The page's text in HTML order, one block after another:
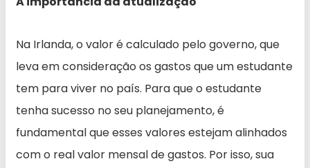
Na Irlanda, o valor é calculado pelo governo, que
leva em consideração os gastos que um estudante
tem para viver no país. Para que o estudante
tenha sucesso no seu planejamento, é
fundamental que esses valores estejam alinhados
com o real valor mensal de gastos. Por isso, sua